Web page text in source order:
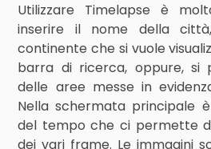
Utilizzare Timelapse è
inserire il nome della
continente che si vuole
barra di ricerca, oppure, si
delle aree messe in
Nella schermata principale
del tempo che ci permette
dei vari frame. Le immagini